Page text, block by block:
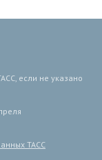
если не указано
ТАСС